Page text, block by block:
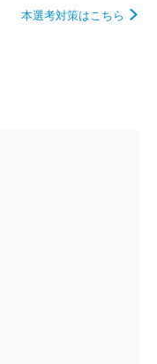
本選考対策はこちら